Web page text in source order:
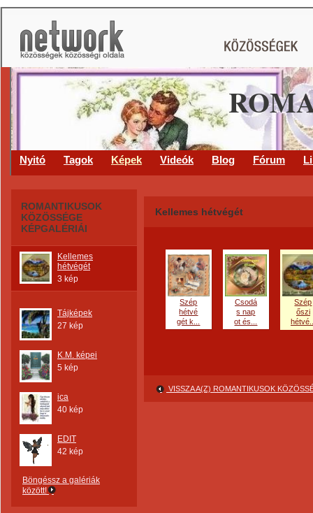
Nyitó Tagok Képek Videók Blog Fórum
ROMANTIKUSOK
KÖZÖSSÉGE
KÉPGALÉRIÁI
Kellemes
hétvégét
3 kép
Tájképek
27 kép
K.M. képei
5 kép
ica
40 kép
EDIT
42 kép
Böngéssz a galériák
között!
Kellemes hétvégét
Szép
hétvé
gét k...
Csodá
s nap
ot és...
Szép
őszi
VISSZA A(Z) ROMANTIKUSOK